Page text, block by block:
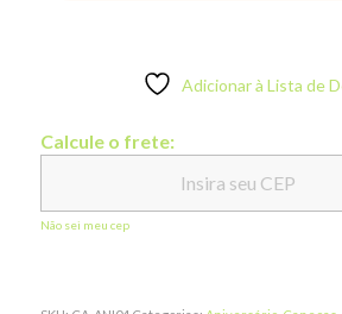
Adicionar à Lista de
Calcule o frete:
Não sei meu cep